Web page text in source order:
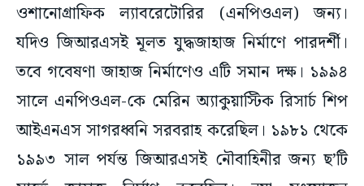
ওশানোগ্রাফিক ল্যাবরেটোরির (এনপিওএল) জন্য।
যদিও জিআরএসই মূলত যুদ্ধজাহাজ নির্মাণে পারদর্শী।
তবে গবেষণা জাহাজ নির্মাণেও এটি সমান দক্ষ। ১৯৯৪
সালে এনপিওএল-কে মেরিন অ্যাকুয়াস্টিক রিসার্চ শিপ
আইএনএস সাগরধ্বনি সরবরাহ করেছিল। ১৯৮১ থেকে
১৯৯৩ সাল পর্যন্ত জিআরএসই নৌবাহিনীর জন্য ছ’টি